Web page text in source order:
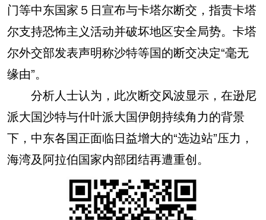
门等中东国家５日宣布与卡塔尔断交，指责卡塔
尔支持恐怖主义活动并破坏地区安全局势。卡塔
尔外交部发表声明称沙特等国的断交决定“毫无
缘由”。
分析人士认为，此次断交风波显示，在逊尼
派大国沙特与什叶派大国伊朗持续角力的背景
下，中东各国正面临日益增大的“选边站”压力，
海湾及阿拉伯国家内部团结再遭重创。